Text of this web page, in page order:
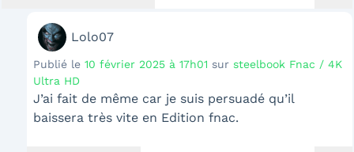
Lolo07
Publié le 10 février 2025 à 17h01 sur steelbook Fnac / 4K
Ultra HD
J’ai fait de même car je suis persuadé qu’il
baissera très vite en Edition fnac.